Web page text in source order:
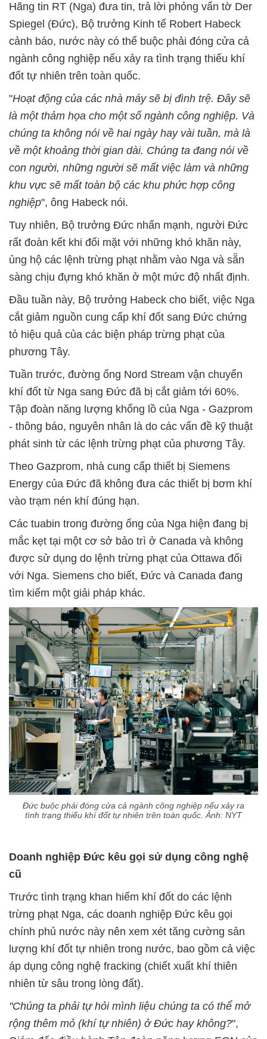
Hãng tin RT (Nga) đưa tin, trả lời phỏng vấn tờ Der
Spiegel (Đức), Bộ trưởng Kinh tế Robert Habeck
cảnh báo, nước này có thể buộc phải đóng cửa cả
ngành công nghiệp nếu xảy ra tình trạng thiếu khí
đốt tự nhiên trên toàn quốc.
"Hoạt động của các nhà máy sẽ bị đình trệ. Đây sẽ
là một thảm họa cho một số ngành công nghiệp. Và
chúng ta không nói về hai ngày hay vài tuần, mà là
về một khoảng thời gian dài. Chúng ta đang nói về
con người, những người sẽ mất việc làm và những
khu vực sẽ mất toàn bộ các khu phức hợp công
nghiệp", ông Habeck nói.
Tuy nhiên, Bộ trưởng Đức nhấn mạnh, người Đức
rất đoàn kết khi đối mặt với những khó khăn này,
ủng hộ các lệnh trừng phạt nhằm vào Nga và sẵn
sàng chịu đựng khó khăn ở một mức độ nhất định.
Đầu tuần này, Bộ trưởng Habeck cho biết, việc Nga
cắt giảm nguồn cung cấp khí đốt sang Đức chứng
tỏ hiệu quả của các biện pháp trừng phạt của
phương Tây.
Tuần trước, đường ống Nord Stream vận chuyển
khí đốt từ Nga sang Đức đã bị cắt giảm tới 60%.
Tập đoàn năng lượng khổng lồ của Nga - Gazprom
- thông báo, nguyên nhân là do các vấn đề kỹ thuật
phát sinh từ các lệnh trừng phạt của phương Tây.
Theo Gazprom, nhà cung cấp thiết bị Siemens
Energy của Đức đã không đưa các thiết bị bơm khí
vào trạm nén khí đúng hạn.
Các tuabin trong đường ống của Nga hiện đang bị
mắc kẹt tại một cơ sở bảo trì ở Canada và không
được sử dụng do lệnh trừng phạt của Ottawa đối
với Nga. Siemens cho biết, Đức và Canada đang
tìm kiếm một giải pháp khác.
Đức buộc phải đóng cửa cả ngành công nghiệp nếu xảy ra
tình trạng thiếu khí đốt tự nhiên trên toàn quốc. Ảnh: NYT
Doanh nghiệp Đức kêu gọi sử dụng công nghệ
cũ
Trước tình trạng khan hiếm khí đốt do các lệnh
trừng phạt Nga, các doanh nghiệp Đức kêu gọi
chính phủ nước này nên xem xét tăng cường sản
lượng khí đốt tự nhiên trong nước, bao gồm cả việc
áp dụng công nghệ fracking (chiết xuất khí thiên
nhiên từ sâu trong lòng đất).
"Chúng ta phải tự hỏi mình liệu chúng ta có thể mở
rộng thêm mỏ (khí tự nhiên) ở Đức hay không?",